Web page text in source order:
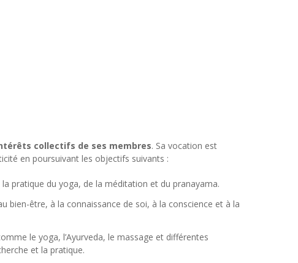
collectifs de ses membres. Sa vocation est
en poursuivant les objectifs suivants :
pratique du yoga, de la méditation et du pranayama.
bien-être, à la connaissance de soi, à la conscience et à la
le yoga, l’Ayurveda, le massage et différentes
et la pratique.